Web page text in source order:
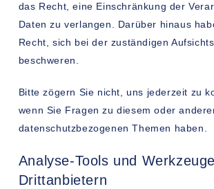
das Recht, eine Einschränkung der
Daten zu verlangen. Darüber hinaus
Recht, sich bei der zuständigen
beschweren.
Bitte zögern Sie nicht, uns jederzeit zu
wenn Sie Fragen zu diesem oder
datenschutzbezogenen Themen haben.
Analyse-Tools und
Drittanbietern